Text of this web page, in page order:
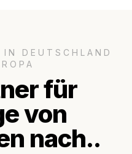
DEUTSCHLAND
für
von
nach..